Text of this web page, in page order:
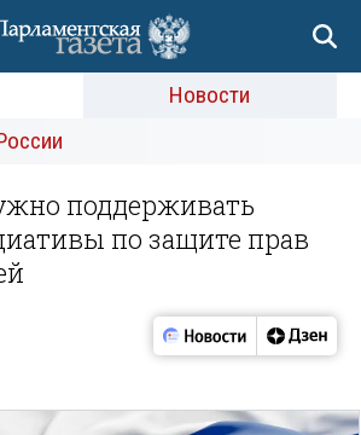
Новости
поддерживать
по защите прав